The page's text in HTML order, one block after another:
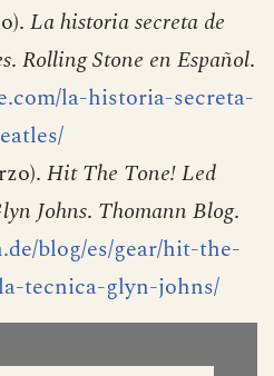
La historia secreta de
. Rolling Stone en Español.
la-historia-secreta-
Hit The Tone! Led
Johns. Thomann Blog.
blog/es/gear/hit-the-
tecnica-glyn-johns/